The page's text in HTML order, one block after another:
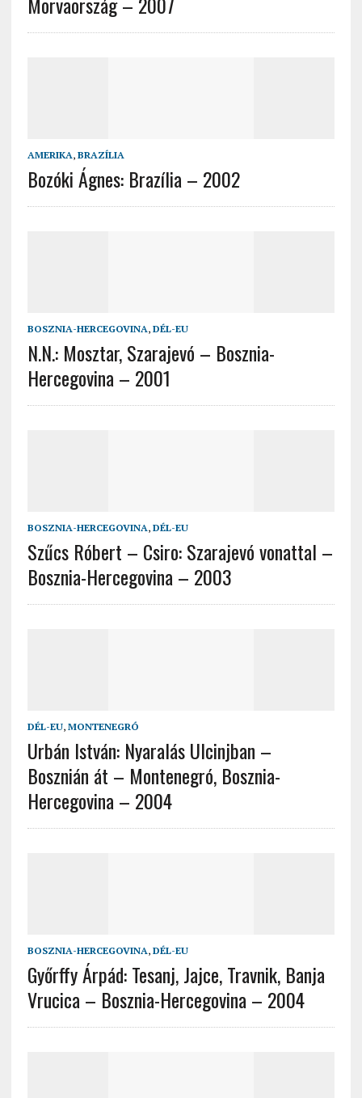
AMERIKA, BRAZÍLIA
Bozóki Ágnes: Brazília – 2002
BOSZNIA-HERCEGOVINA, DÉL-EU
N.N.: Mosztar, Szarajevó – Bosznia-
Hercegovina – 2001
BOSZNIA-HERCEGOVINA, DÉL-EU
Szűcs Róbert – Csiro: Szarajevó vonattal –
Bosznia-Hercegovina – 2003
DÉL-EU, MONTENEGRÓ
Urbán István: Nyaralás Ulcinjban –
Bosznián át – Montenegró, Bosznia-
Hercegovina – 2004
BOSZNIA-HERCEGOVINA, DÉL-EU
Győrffy Árpád: Tesanj, Jajce, Travnik, Banja
Vrucica – Bosznia-Hercegovina – 2004